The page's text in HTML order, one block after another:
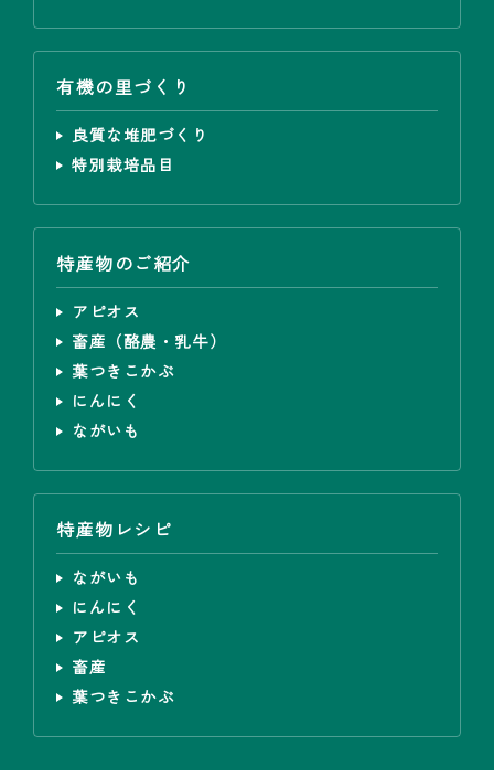
有機の里づくり
良質な堆肥づくり
特別栽培品目
特産物のご紹介
アピオス
畜産（酪農・乳牛）
葉つきこかぶ
にんにく
ながいも
特産物レシピ
ながいも
にんにく
アピオス
畜産
葉つきこかぶ